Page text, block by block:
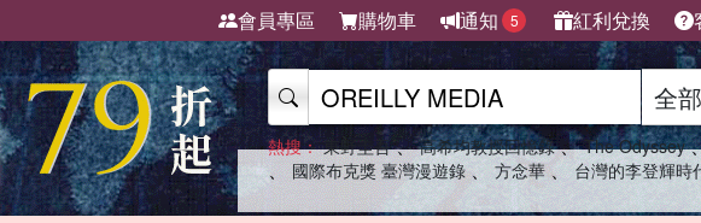
會員專區 購物車 通知 5 紅利兌換
熱搜： 東野圭吾 、 高希均教授回憶錄 、 The Odyssey
、 國際布克獎 臺灣漫遊錄 、 方念華 、 台灣的李登輝時